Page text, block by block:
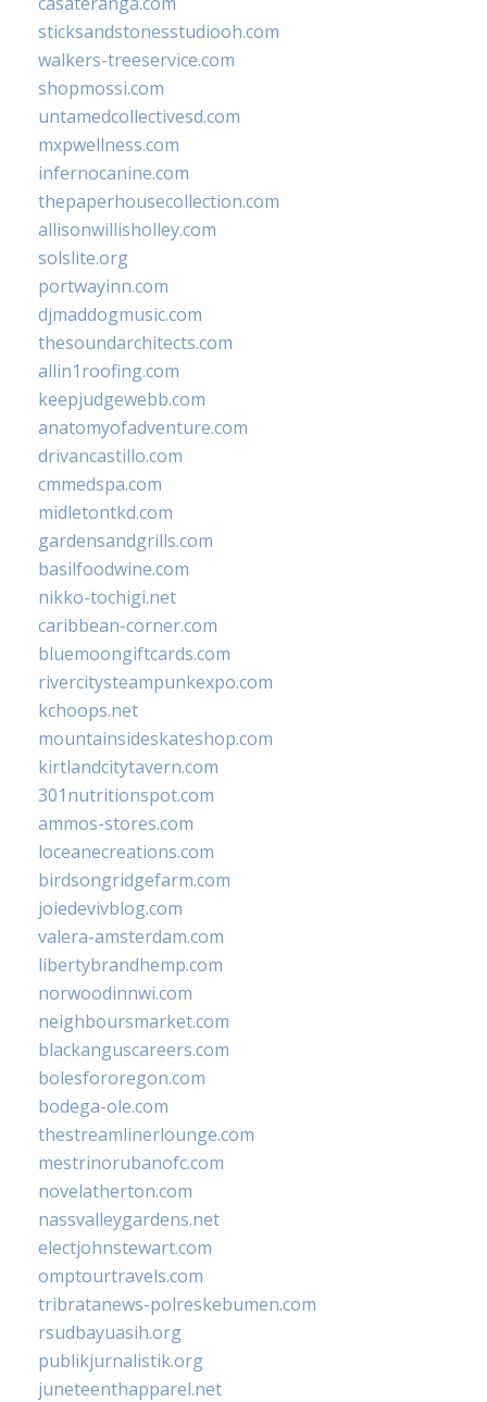
sticksandstonesstudiooh.com
walkers-treeservice.com
shopmossi.com
untamedcollectivesd.com
mxpwellness.com
infernocanine.com
thepaperhousecollection.com
allisonwillisholley.com
solslite.org
portwayinn.com
djmaddogmusic.com
thesoundarchitects.com
allin1roofing.com
keepjudgewebb.com
anatomyofadventure.com
drivancastillo.com
cmmedspa.com
midletontkd.com
gardensandgrills.com
basilfoodwine.com
nikko-tochigi.net
caribbean-corner.com
bluemoongiftcards.com
rivercitysteampunkexpo.com
kchoops.net
mountainsideskateshop.com
kirtlandcitytavern.com
301nutritionspot.com
ammos-stores.com
loceanecreations.com
birdsongridgefarm.com
joiedevivblog.com
valera-amsterdam.com
libertybrandhemp.com
norwoodinnwi.com
neighboursmarket.com
blackanguscareers.com
bolesfororegon.com
bodega-ole.com
thestreamlinerlounge.com
mestrinorubanofc.com
novelatherton.com
nassvalleygardens.net
electjohnstewart.com
omptourtravels.com
tribratanews-polreskebumen.com
rsudbayuasih.org
publikjurnalistik.org
juneteenthapparel.net